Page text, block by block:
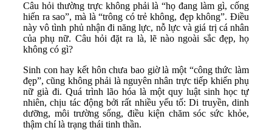
Câu hỏi thường trực không phải là “họ đang làm gì, cống
hiến ra sao”, mà là “trông có trẻ không, đẹp không”. Điều
này vô tình phủ nhận đi năng lực, nỗ lực và giá trị cá nhân
của phụ nữ. Câu hỏi đặt ra là, lẽ nào ngoài sắc đẹp, họ
không có gì?
Sinh con hay kết hôn chưa bao giờ là một “công thức làm
đẹp”, cũng không phải là nguyên nhân trực tiếp khiến phụ
nữ già đi. Quá trình lão hóa là một quy luật sinh học tự
nhiên, chịu tác động bởi rất nhiều yếu tố: Di truyền, dinh
dưỡng, môi trường sống, điều kiện chăm sóc sức khỏe,
thậm chí là trạng thái tinh thần.